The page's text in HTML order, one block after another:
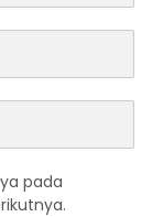
pada